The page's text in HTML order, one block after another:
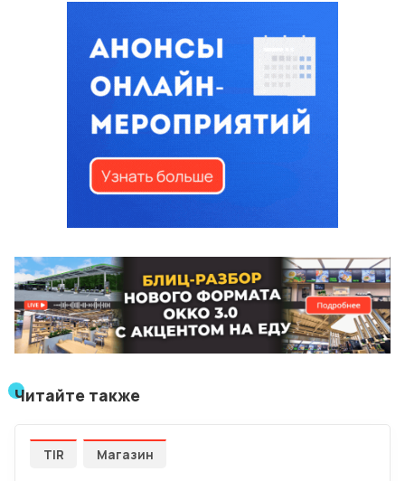
Читайте также
TIR Магазин